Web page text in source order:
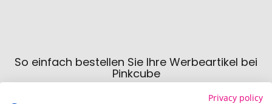
So einfach bestellen Sie Ihre Werbeartikel bei
Pinkcube
Privacy policy